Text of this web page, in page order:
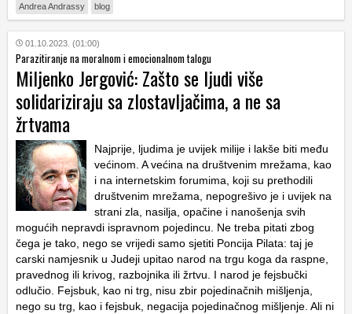
Andrea Andrassy blog
01.10.2023. (01:00)
Parazitiranje na moralnom i emocionalnom talogu
Miljenko Jergović: Zašto se ljudi više
solidariziraju sa zlostavljačima, a ne sa
žrtvama
Najprije, ljudima je uvijek milije i lakše biti među
većinom. A većina na društvenim mrežama, kao
i na internetskim forumima, koji su prethodili
društvenim mrežama, nepogrešivo je i uvijek na
strani zla, nasilja, opačine i nanošenja svih
mogućih nepravdi ispravnom pojedincu. Ne treba pitati zbog
čega je tako, nego se vrijedi samo sjetiti Poncija Pilata: taj je
carski namjesnik u Judeji upitao narod na trgu koga da raspne,
pravednog ili krivog, razbojnika ili žrtvu. I narod je fejsbučki
odlučio. Fejsbuk, kao ni trg, nisu zbir pojedinačnih mišljenja,
nego su trg, kao i fejsbuk, negacija pojedinačnog mišljenje. Ali ni